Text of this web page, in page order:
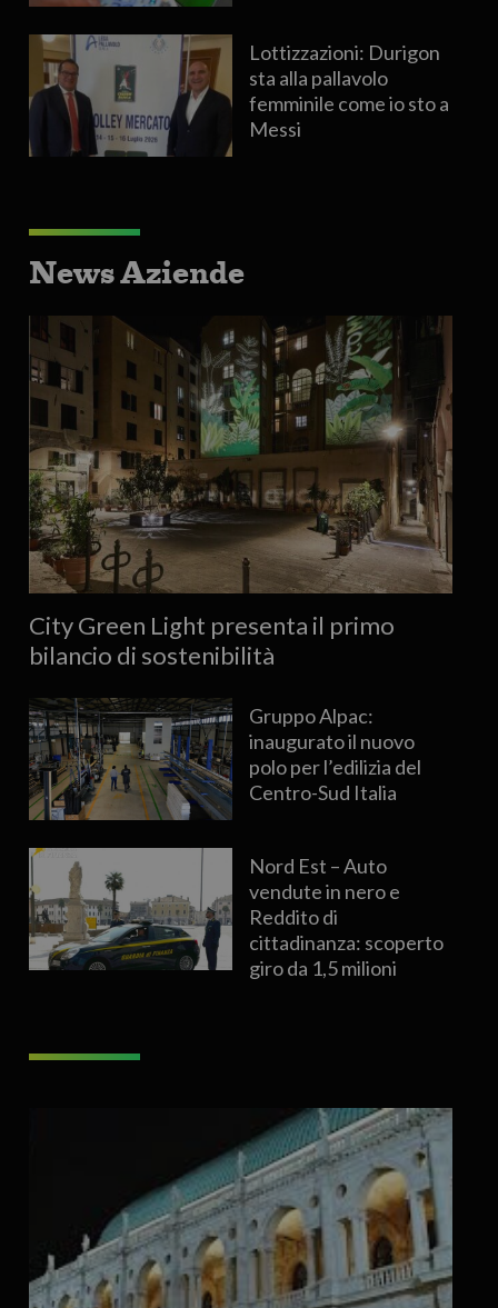
Lottizzazioni: Durigon
sta alla pallavolo
femminile come io sto a
Messi
News Aziende
City Green Light presenta il primo
bilancio di sostenibilità
Gruppo Alpac:
inaugurato il nuovo
polo per l’edilizia del
Centro-Sud Italia
Nord Est – Auto
vendute in nero e
Reddito di
cittadinanza: scoperto
giro da 1,5 milioni